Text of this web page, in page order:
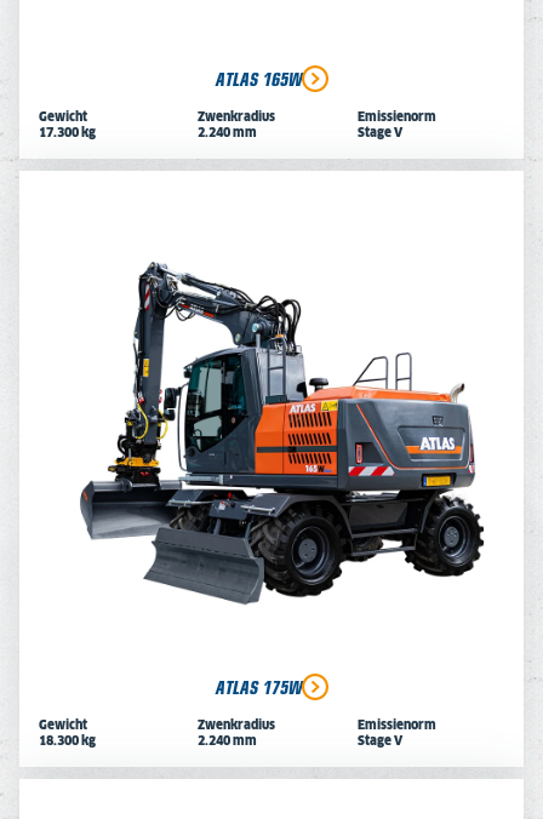
ATLAS 165W
Gewicht
17.300 kg
Zwenkradius
2.240 mm
Emissienorm
Stage V
ATLAS 175W
Gewicht
18.300 kg
Zwenkradius
2.240 mm
Emissienorm
Stage V